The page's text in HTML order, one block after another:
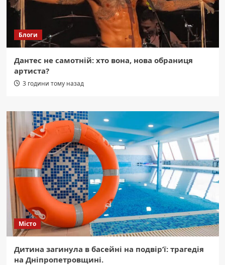
Блоги
Дантес не самотній: хто вона, нова обраниця
артиста?
3 години тому назад
Місто
Дитина загинула в басейні на подвір’ї: трагедія
на Дніпропетровщині.